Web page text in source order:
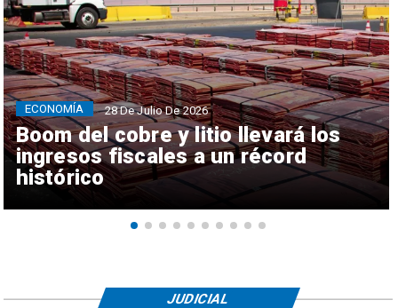
Boom del cobre y litio llevará los
ingresos fiscales a un récord
histórico
ECONOMÍA 28 De Julio De 2026
JUDICIAL